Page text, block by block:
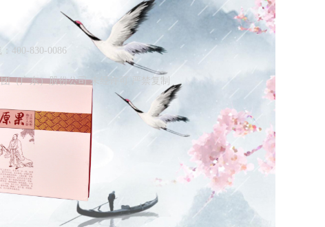
400-830-0086
（广东）股份公司 未经许可 严禁复制